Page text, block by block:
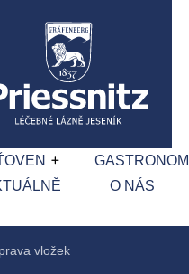
O NÁS
vložek